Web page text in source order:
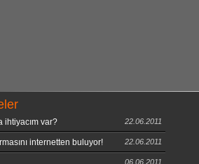
ihtiyacım var? 22.06.2011
internetten buluyor! 22.06.2011
06.06.2011